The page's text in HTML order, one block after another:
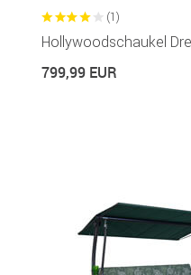
(1)
Hollywoodschaukel
799,99 EUR